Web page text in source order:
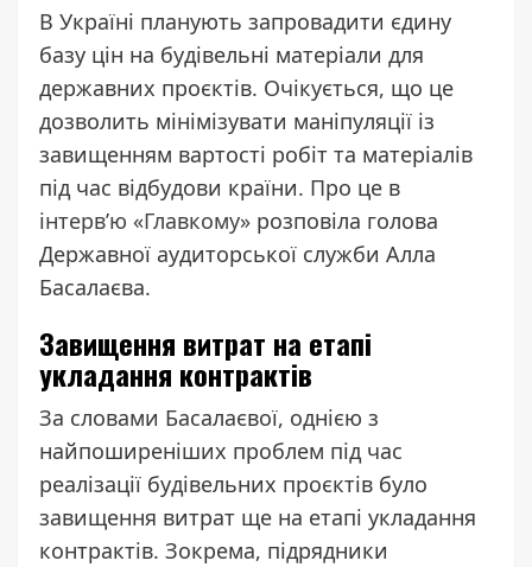
В Україні планують запровадити єдину
базу цін на будівельні матеріали для
державних проєктів. Очікується, що це
дозволить мінімізувати маніпуляції із
завищенням вартості робіт та матеріалів
під час відбудови країни. Про це в
інтерв’ю «Главкому» розповіла голова
Державної аудиторської служби Алла
Басалаєва.
Завищення витрат на етапі
укладання контрактів
За словами Басалаєвої, однією з
найпоширеніших проблем під час
реалізації будівельних проєктів було
завищення витрат ще на етапі укладання
контрактів. Зокрема, підрядники